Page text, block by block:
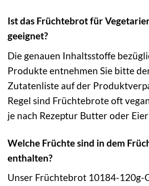
Ist das Früchtebrot für
geeignet?
Die genauen Inhaltsstoffe
Produkte entnehmen Sie bitte
Zutatenliste auf der
Regel sind Früchtebrote oft
je nach Rezeptur Butter oder
Welche Früchte sind in dem
enthalten?
Unser Früchtebrot 10184-120g-